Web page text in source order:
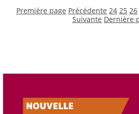
Première page Précédente 24 25 26
Suivante Dernière